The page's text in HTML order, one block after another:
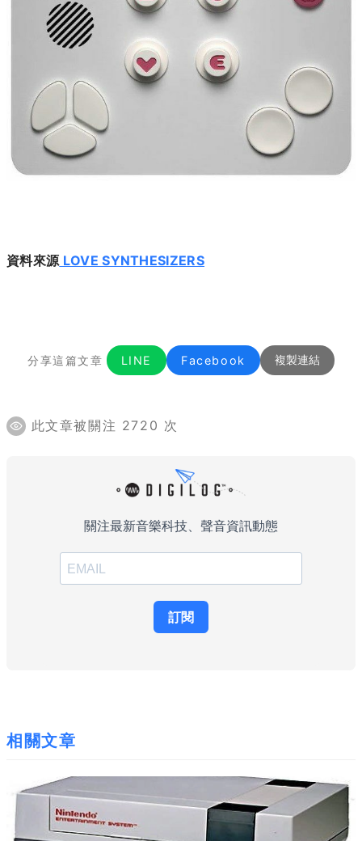
資料來源LOVE SYNTHESIZERS
分享這篇文章 LINE Facebook 複製連結
此文章被關注 2720 次
相關文章